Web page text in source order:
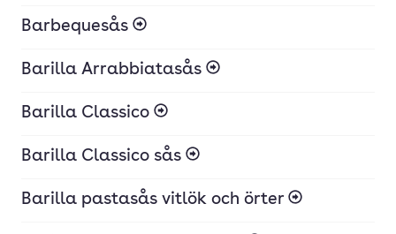
Barbequesås
Barilla Arrabbiatasås
Barilla Classico
Barilla Classico sås
Barilla pastasås vitlök och örter